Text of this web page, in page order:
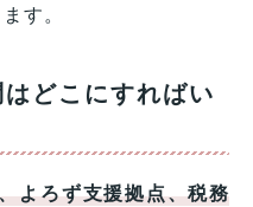
す。
どこにすればい
よろず支援拠点、税務